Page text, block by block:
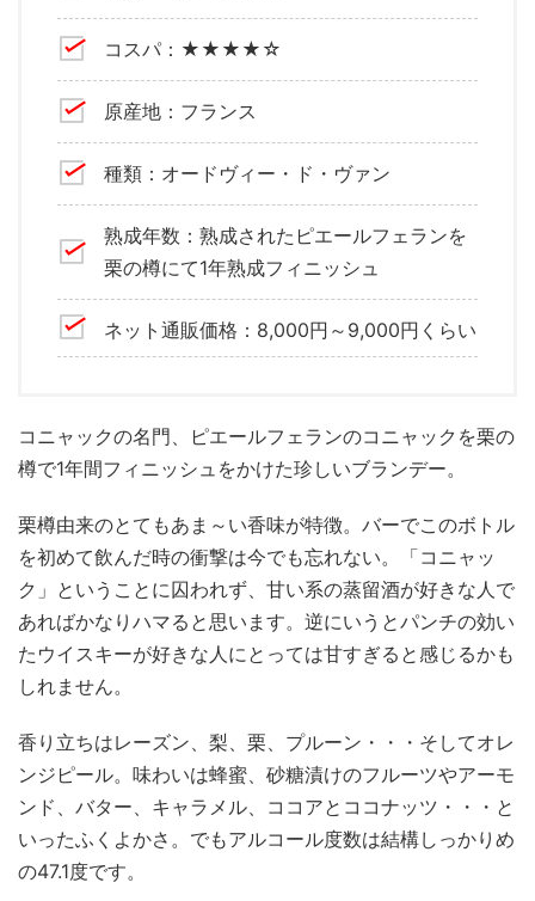
コスパ：★★★★☆
原産地：フランス
種類：オードヴィー・ド・ヴァン
熟成年数：熟成されたピエールフェランを
栗の樽にて1年熟成フィニッシュ
ネット通販価格：8,000円～9,000円くらい
コニャックの名門、ピエールフェランのコニャックを栗の
樽で1年間フィニッシュをかけた珍しいブランデー。
栗樽由来のとてもあま～い香味が特徴。バーでこのボトル
を初めて飲んだ時の衝撃は今でも忘れない。「コニャッ
ク」ということに囚われず、甘い系の蒸留酒が好きな人で
あればかなりハマると思います。逆にいうとパンチの効い
たウイスキーが好きな人にとっては甘すぎると感じるかも
しれません。
香り立ちはレーズン、梨、栗、プルーン・・・そしてオレ
ンジピール。味わいは蜂蜜、砂糖漬けのフルーツやアーモ
ンド、バター、キャラメル、ココアとココナッツ・・・と
いったふくよかさ。でもアルコール度数は結構しっかりめ
の47.1度です。